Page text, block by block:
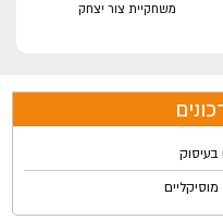
משחקיית צור יצחק